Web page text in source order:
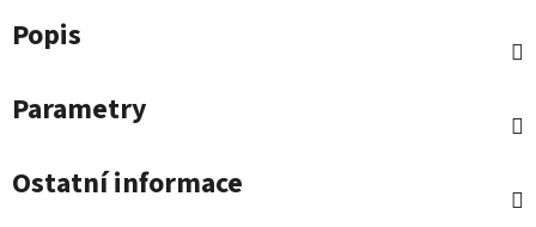
Popis
Parametry
Ostatní informace